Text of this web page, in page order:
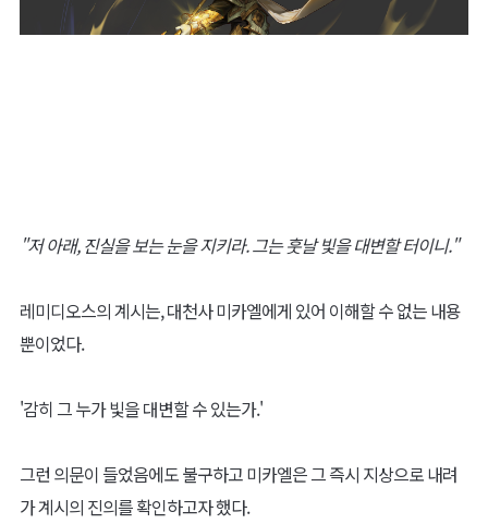
"저 아래, 진실을 보는 눈을 지키라. 그는 훗날 빛을 대변할 터이니."
레미디오스의 계시는, 대천사 미카엘에게 있어 이해할 수 없는 내용
뿐이었다.
'감히 그 누가 빛을 대변할 수 있는가.'
그런 의문이 들었음에도 불구하고 미카엘은 그 즉시 지상으로 내려
가 계시의 진의를 확인하고자 했다.